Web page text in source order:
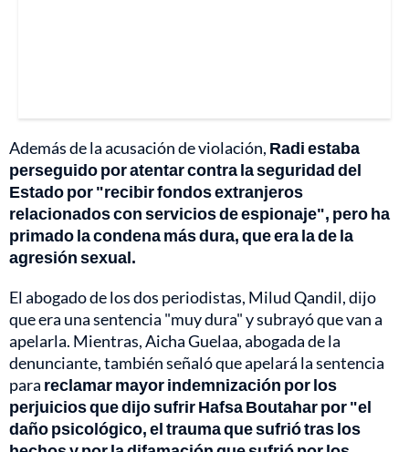
Además de la acusación de violación, Radi estaba
perseguido por atentar contra la seguridad del
Estado por "recibir fondos extranjeros
relacionados con servicios de espionaje", pero ha
primado la condena más dura, que era la de la
agresión sexual.
El abogado de los dos periodistas, Milud Qandil, dijo
que era una sentencia "muy dura" y subrayó que van a
apelarla. Mientras, Aicha Guelaa, abogada de la
denunciante, también señaló que apelará la sentencia
para reclamar mayor indemnización por los
perjuicios que dijo sufrir Hafsa Boutahar por "el
daño psicológico, el trauma que sufrió tras los